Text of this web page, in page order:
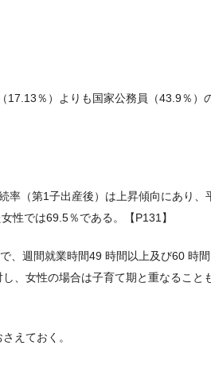
％）よりも国家公務員（43.9％）
率（第1子出産後）は上昇傾向にあり、
性では69.5％である。【P131】
、週間就業時間49 時間以上及び60 時
、女性の場合は子育て期と重なること
えておく。